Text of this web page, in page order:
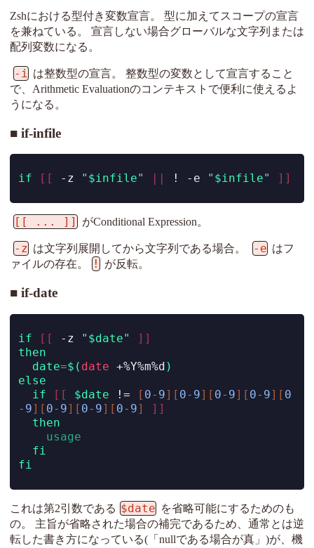
Zshにおける型付き変数宣言。 型に加えてスコープの宣言
を兼ねている。 宣言しない場合グローバルな文字列または
配列変数になる。
-i は整数型の宣言。 整数型の変数として宣言すること
で、Arithmetic Evaluationのコンテキストで便利に使えるよ
うになる。
if-infile
if [[ -z " $infile" ! -e " $infile" ]]
[[ ... ]] がConditional Expression。
-z は文字列展開してから文字列である場合。 -e はフ
ァイルの存在。
! が反転。
if-date
if [[ -z " $date"
]]
then
date=$( date +%Y%m%d )
else
if
[[ $date != [ 0- 9][ 0- 9][ 0- 9][ 0- 9][ 0
- 9][ 0- 9][ 0- 9][ 0- 9]
]]
then
usage
fi
fi
これは第2引数である $date を省略可能にするためのも
の。 主旨が省略された場合の補完であるため、通常とは逆
転した書き方になっている(「nullである場合が真」)が、機